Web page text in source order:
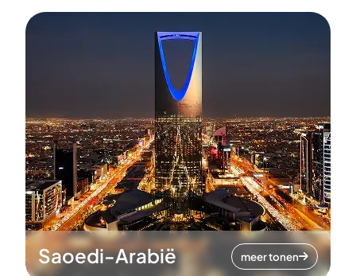
Saoedi-Arabië meer tonen